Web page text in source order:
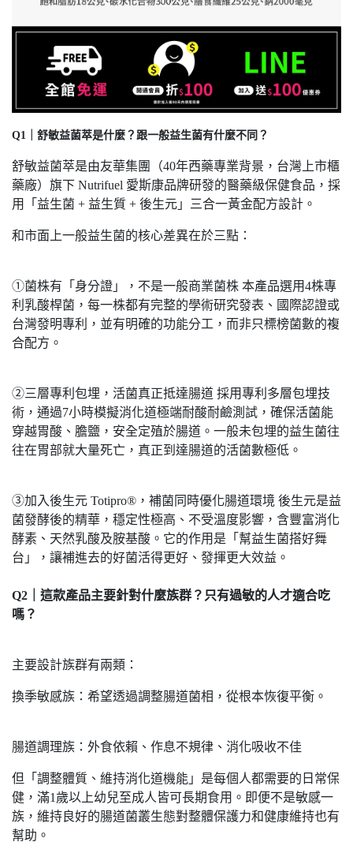
Q1｜舒敏益菌萃是什麼？跟一般益生菌有什麼不同？
舒敏益菌萃是由友華集團（40年西藥專業背景，台灣上市櫃
藥廠）旗下 Nutrifuel 愛斯康品牌研發的醫藥級保健食品，採
用「益生菌 + 益生質 + 後生元」三合一黃金配方設計。
和市面上一般益生菌的核心差異在於三點：
①菌株有「身分證」，不是一般商業菌株 本產品選用4株專
利乳酸桿菌，每一株都有完整的學術研究發表、國際認證或
台灣發明專利，並有明確的功能分工，而非只標榜菌數的複
合配方。
②三層專利包埋，活菌真正抵達腸道 採用專利多層包埋技
術，通過7小時模擬消化道極端耐酸耐鹼測試，確保活菌能
穿越胃酸、膽鹽，安全定殖於腸道。一般未包埋的益生菌往
往在胃部就大量死亡，真正到達腸道的活菌數極低。
③加入後生元 Totipro®，補菌同時優化腸道環境 後生元是益
菌發酵後的精華，穩定性極高、不受溫度影響，含豐富消化
酵素、天然乳酸及胺基酸。它的作用是「幫益生菌搭好舞
台」，讓補進去的好菌活得更好、發揮更大效益。
Q2｜這款產品主要針對什麼族群？只有過敏的人才適合吃
嗎？
主要設計族群有兩類：
換季敏感族：希望透過調整腸道菌相，從根本恢復平衡。
腸道調理族：外食依賴、作息不規律、消化吸收不佳
但「調整體質、維持消化道機能」是每個人都需要的日常保
健，滿1歲以上幼兒至成人皆可長期食用。即便不是敏感一
族，維持良好的腸道菌叢生態對整體保護力和健康維持也有
幫助。